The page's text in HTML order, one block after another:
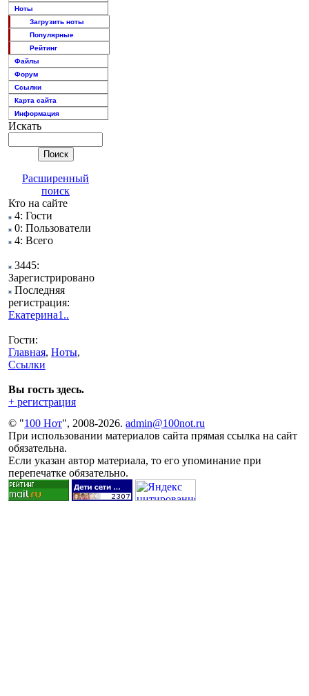
Ноты
Загрузить ноты
Популярные
Рейтинг
Файлы
Форум
Ссылки
Карта сайта
Информация
Искать
Расширенный
поиск
Кто на сайте
4: Гости
0: Пользователи
4: Всего
3445:
Зарегистрировано
Последняя
регистрация:
Екатерина1..
Гости:
Главная, Ноты,
Ссылки
Вы гость здесь.
+ регистрация
© "100 Нот", 2008-2026. admin@100not.ru
При использовании материалов сайта прямая ссылка на сайт
обязательна.
Если указан автор материала, то его упоминание при
перепечатке обязательно.